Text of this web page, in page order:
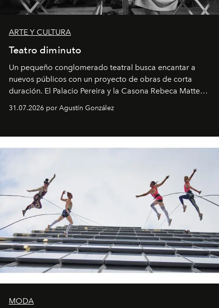
ARTE Y CULTURA
Teatro diminuto
Un pequeño conglomerado teatral busca encantar a
nuevos públicos con un proyecto de obras de corta
duración. El Palacio Pereira y la Casona Rebeca Matte
son algunos de los lugares que han albergado estas
miniobras. Sus puestas en escena son limpias; ponen el
31.07.2026 por Agustín González
MODA